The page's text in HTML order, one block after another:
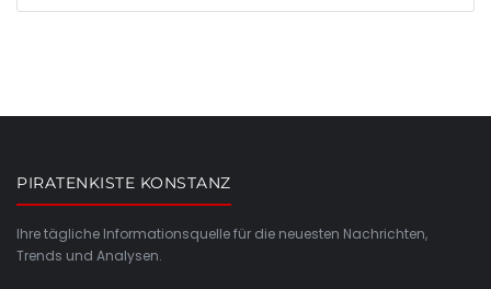
PIRATENKISTE KONSTANZ
Ihre tägliche Informationsquelle für die neuesten Nachrichten,
Trends und Analysen.